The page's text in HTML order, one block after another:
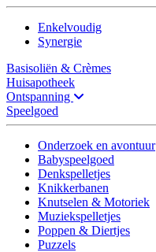
Enkelvoudig
Synergie
Basisoliën & Crèmes
Huisapotheek
Ontspanning
Speelgoed
Onderzoek en avontuur
Babyspeelgoed
Denkspelletjes
Knikkerbanen
Knutselen & Motoriek
Muziekspelletjes
Poppen & Diertjes
Puzzels